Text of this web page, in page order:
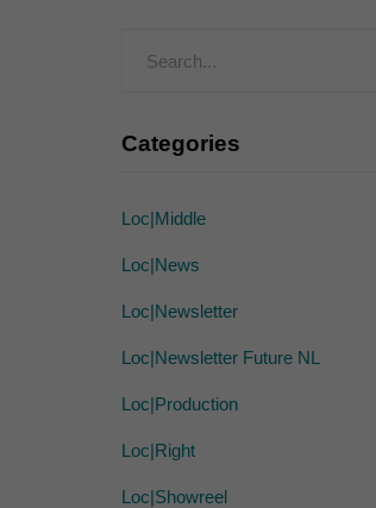
Categories
Loc|Middle
Loc|News
Loc|Newsletter
Loc|Newsletter Future NL
Loc|Production
Loc|Right
Loc|Showreel